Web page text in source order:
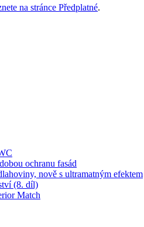
na stránce Předplatné.
ochranu fasád
nově s ultramatným efektem
(8. díl)
Match